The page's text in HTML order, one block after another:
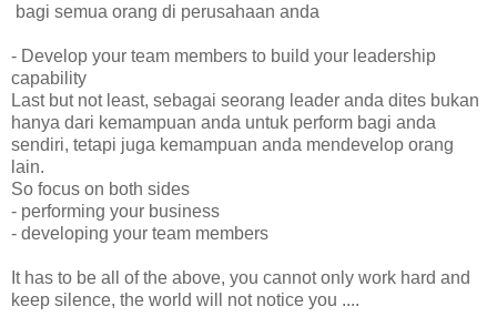
bagi semua orang di perusahaan anda
- Develop your team members to build your leadership
capability
Last but not least, sebagai seorang leader anda dites bukan
hanya dari kemampuan anda untuk perform bagi anda
sendiri, tetapi juga kemampuan anda mendevelop orang
lain.
So focus on both sides
- performing your business
- developing your team members
It has to be all of the above, you cannot only work hard and
keep silence, the world will not notice you ....